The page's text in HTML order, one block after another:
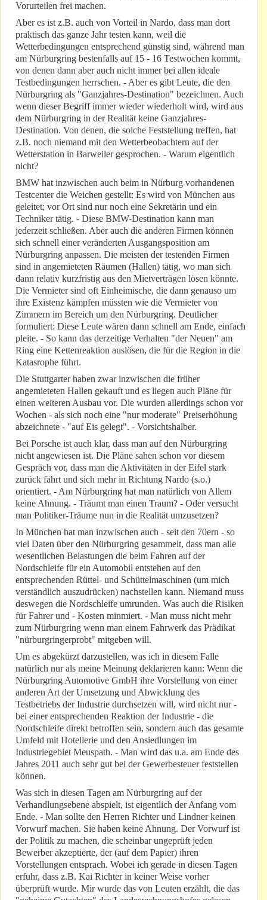
Vorurteilen frei machen.
Aber es ist z.B. auch von Vorteil in Nardo, dass man dort
praktisch das ganze Jahr testen kann, weil die
Wetterbedingungen entsprechend günstig sind, während man
am Nürburgring bestenfalls auf 15 - 16 Testwochen kommt,
von denen dann aber auch nicht immer bei allen ideale
Testbedingungen herrschen. - Aber es gibt Leute, die den
Nürburgring als "Ganzjahres-Destination" bezeichnen. Auch
wenn dieser Begriff immer wieder wiederholt wird, wird aus
dem Nürburgring in der Realität keine Ganzjahres-
Destination. Von denen, die solche Feststellung treffen, hat
z.B. noch niemand mit den Wetterbeobachtern auf der
Wetterstation in Barweiler gesprochen. - Warum eigentlich
nicht?
BMW hat inzwischen auch beim in Nürburg vorhandenen
Testcenter die Weichen gestellt: Es wird von München aus
geleitet; vor Ort sind nur noch eine Sekretärin und ein
Techniker tätig. - Diese BMW-Destination kann man
jederzeit schließen. Aber auch die anderen Firmen können
sich schnell einer veränderten Ausgangsposition am
Nürburgring anpassen. Die meisten der testenden Firmen
sind in angemieteten Räumen (Hallen) tätig, wo man sich
dann relativ kurzfristig aus den Mietverträgen lösen könnte.
Die Vermieter sind oft Einheimische, die dann genauso um
ihre Existenz kämpfen müssten wie die Vermieter von
Zimmern im Bereich um den Nürburgring. Deutlicher
formuliert: Diese Leute wären dann schnell am Ende, einfach
pleite. - So kann das derzeitige Verhalten "der Neuen" am
Ring eine Kettenreaktion auslösen, die für die Region in die
Katasrophe führt.
Die Stuttgarter haben zwar inzwischen die früher
angemieteten Hallen gekauft und es liegen auch Pläne für
einen weiteren Ausbau vor. Die wurden allerdings schon vor
Wochen - als sich noch eine "nur moderate" Preiserhöhung
abzeichnete - "auf Eis gelegt". - Vorsichtshalber.
Bei Porsche ist auch klar, dass man auf den Nürburgring
nicht angewiesen ist. Die Pläne sahen schon vor diesem
Gespräch vor, dass man die Aktivitäten in der Eifel stark
zurück fährt und sich mehr in Richtung Nardo (s.o.)
orientiert. - Am Nürburgring hat man natürlich von Allem
keine Ahnung. - Träumt man einen Traum? - Oder versucht
man Politiker-Träume nun in die Realität umzusetzen?
In München hat man inzwischen auch - seit den 70ern - so
viel Daten über den Nürburgring gesammelt, dass man alle
wesentlichen Belastungen die beim Fahren auf der
Nordschleife für ein Automobil entstehen auf den
entsprechenden Rüttel- und Schüttelmaschinen (um mich
verständlich auszudrücken) nachstellen kann. Niemand muss
deswegen die Nordschleife umrunden. Was auch die Risiken
für Fahrer und - Kosten minmiert. - Man muss nicht mehr
zum Nürburgring wenn man einem Fahrwerk das Prädikat
"nürburgringerprobt" mitgeben will.
Um es abgekürzt darzustellen, was ich in diesem Falle
natürlich nur als meine Meinung deklarieren kann: Wenn die
Nürburgring Automotive GmbH ihre Vorstellung von einer
anderen Art der Umsetzung und Abwicklung des
Testbetriebs der Industrie durchsetzen will, wird nicht nur -
bei einer entsprechenden Reaktion der Industrie - die
Nordschleife direkt betroffen sein, sondern auch das gesamte
Umfeld mit Hotellerie und den Ansiedlungen im
Industriegebiet Meuspath. - Man wird das u.a. am Ende des
Jahres 2011 auch sehr gut bei der Gewerbesteuer feststellen
können.
Was sich in diesen Tagen am Nürburgring auf der
Verhandlungsebene abspielt, ist eigentlich der Anfang vom
Ende. - Man sollte den Herren Richter und Lindner keinen
Vorwurf machen. Sie haben keine Ahnung. Der Vorwurf ist
der Politik zu machen, die scheinbar ungeprüft jeden
Bewerber akzeptierte, der (auf dem Papier) ihren
Vorstellungen entsprach. Wobei ich gerade in diesen Tagen
erfuhr, dass z.B. Kai Richter in keiner Weise vorher
überprüft wurde. Mir wurde das von Leuten erzählt, die das